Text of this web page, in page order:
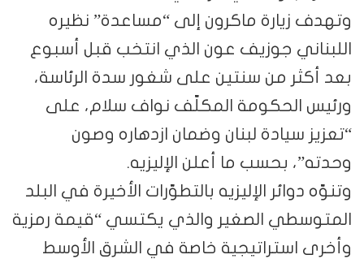
وتهدف زيارة ماكرون إلى “مساعدة” نظيره
اللبناني جوزيف عون الذي انتخب قبل أسبوع
بعد أكثر من سنتين على شغور سدة الرئاسة،
ورئيس الحكومة المكلّف نواف سلام، على
“تعزيز سيادة لبنان وضمان ازدهاره وصون
وحدته”، بحسب ما أعلن الإليزيه.
وتنوّه دوائر الإليزيه بالتطوّرات الأخيرة في البلد
المتوسطي الصغير والذي يكتسي “قيمة رمزية
وأخرى استراتيجية خاصة في الشرق الأوسط